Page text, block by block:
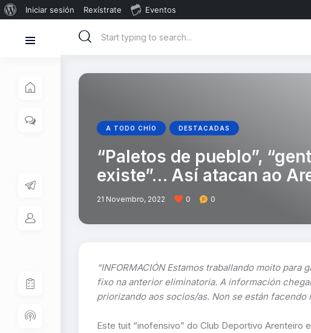
Iniciar sesión Rexístrate Eventos
A TODO CHÍO DESTACADAS
“Paletos de pueblo”,
existe”… Así atacan ao
21 Novembro, 2022 0 0
“INFORMACIÓN Estamos traballando moito
fixo na anterior eliminatoria. A información
priorizando aos socios/as. Non se están facendo
Este tuit “inofensivo” do Club Deportivo Arenteiro